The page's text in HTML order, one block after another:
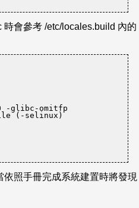
會參考 /etc/locales.build 內的
-glibc-omitfp
照手冊完成系統建置時將發現